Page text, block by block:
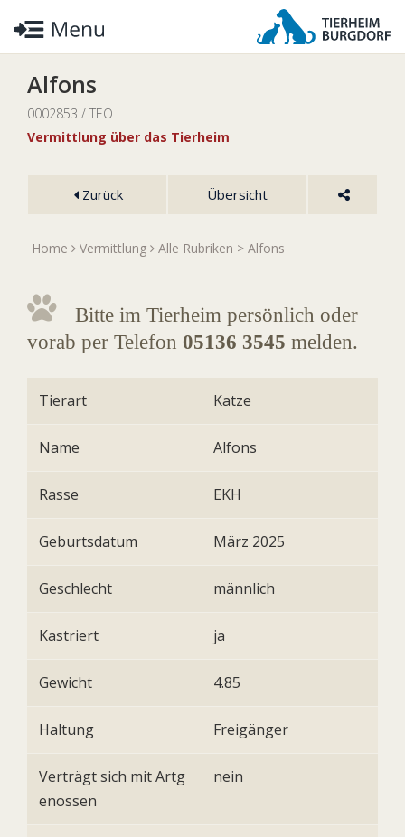
Alfons
0002853 / TEO
Vermittlung über das Tierheim
Zurück Übersicht
Home Vermittlung Alle Rubriken > Alfons
Bitte im Tierheim persönlich oder
vorab per Telefon 05136 3545 melden.
Tierart Katze
Name Alfons
Rasse EKH
Geburtsdatum März 2025
Geschlecht männlich
Kastriert ja
Gewicht 4.85
Haltung Freigänger
Verträgt sich mit Artg
enossen
nein